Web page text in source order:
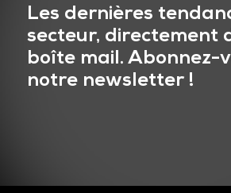
Les dernières
secteur, directement
boîte mail. Abonnez-
notre newsletter !